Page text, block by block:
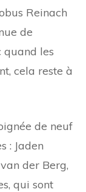
Reinach
de
quand les
cela reste à
de neuf
: Jaden
der Berg,
qui sont